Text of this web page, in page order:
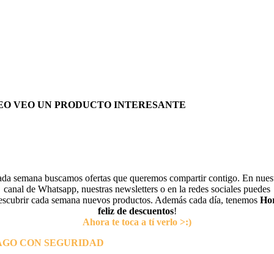
VEO UN PRODUCTO INTERESANTE
semana buscamos ofertas que queremos compartir contigo. En
canal de Whatsapp, nuestras newsletters o en la redes sociales puedes
cada semana nuevos productos. Además cada día, tenemos
feliz de descuentos!
Ahora te toca a tí verlo >:)
CON SEGURIDAD